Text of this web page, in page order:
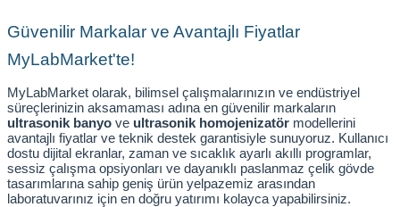
Güvenilir Markalar ve Avantajlı Fiyatlar
MyLabMarket'te!
MyLabMarket olarak, bilimsel çalışmalarınızın ve endüstriyel
ultrasonik banyo ve ultrasonik homojenizatör modellerini
avantajlı fiyatlar ve teknik destek garantisiyle sunuyoruz. Kullanıcı
dostu dijital ekranlar, zaman ve sıcaklık ayarlı akıllı programlar,
sessiz çalışma opsiyonları ve dayanıklı paslanmaz çelik gövde
tasarımlarına sahip geniş ürün yelpazemiz arasından
laboratuvarınız için en doğru yatırımı kolayca yapabilirsiniz.